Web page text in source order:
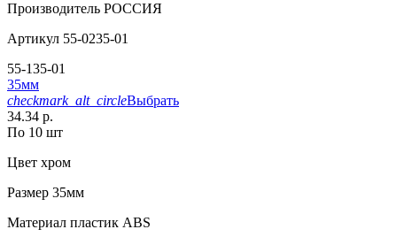
Производитель РОССИЯ
Артикул 55-0235-01
55-135-01
35мм
checkmark_alt_circleВыбрать
34.34 р.
По 10 шт
Цвет хром
Размер 35мм
Материал пластик АВS